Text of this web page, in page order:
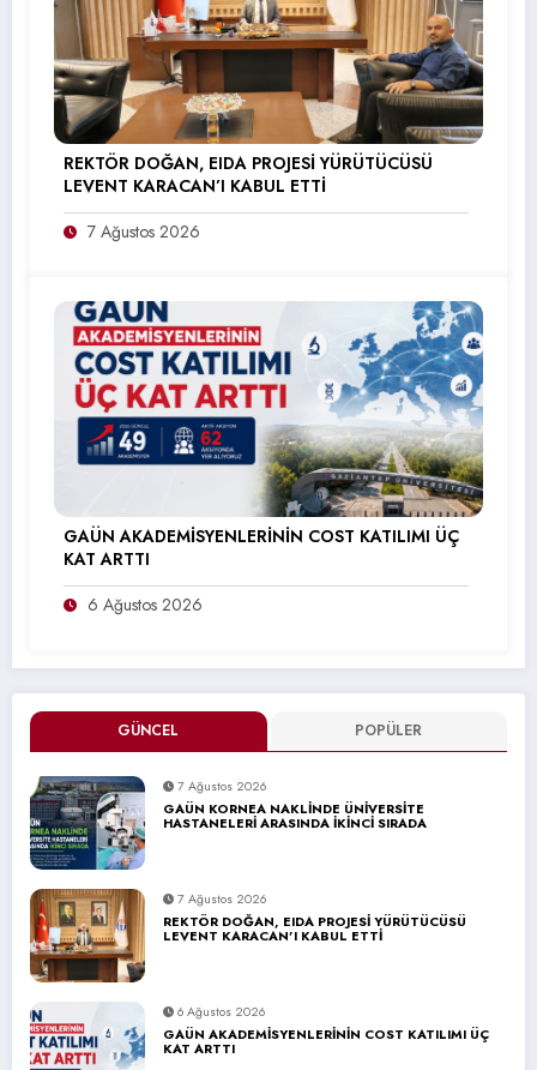
GÜNCEL POPÜLER
7 Ağustos 2026
GAÜN KORNEA NAKLİNDE ÜNİVERSİTE
HASTANELERİ ARASINDA İKİNCİ SIRADA
7 Ağustos 2026
REKTÖR DOĞAN, EIDA PROJESİ YÜRÜTÜCÜSÜ
LEVENT KARACAN’I KABUL ETTİ
6 Ağustos 2026
GAÜN AKADEMİSYENLERİNİN COST KATILIMI ÜÇ
KAT ARTTI
REKTÖR DOĞAN, EIDA PROJESİ YÜRÜTÜCÜSÜ
LEVENT KARACAN’I KABUL ETTİ
7 Ağustos 2026
GAÜN AKADEMİSYENLERİNİN COST KATILIMI ÜÇ
KAT ARTTI
6 Ağustos 2026